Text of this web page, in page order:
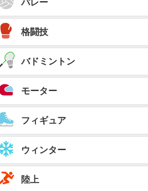
バレー
格闘技
バドミントン
モーター
フィギュア
ウィンター
陸上